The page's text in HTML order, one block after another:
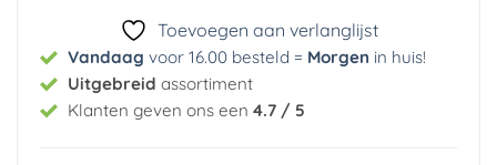
Toevoegen aan verlanglijst
Vandaag voor 16.00 besteld = Morgen in huis!
Uitgebreid assortiment
Klanten geven ons een 4.7 / 5